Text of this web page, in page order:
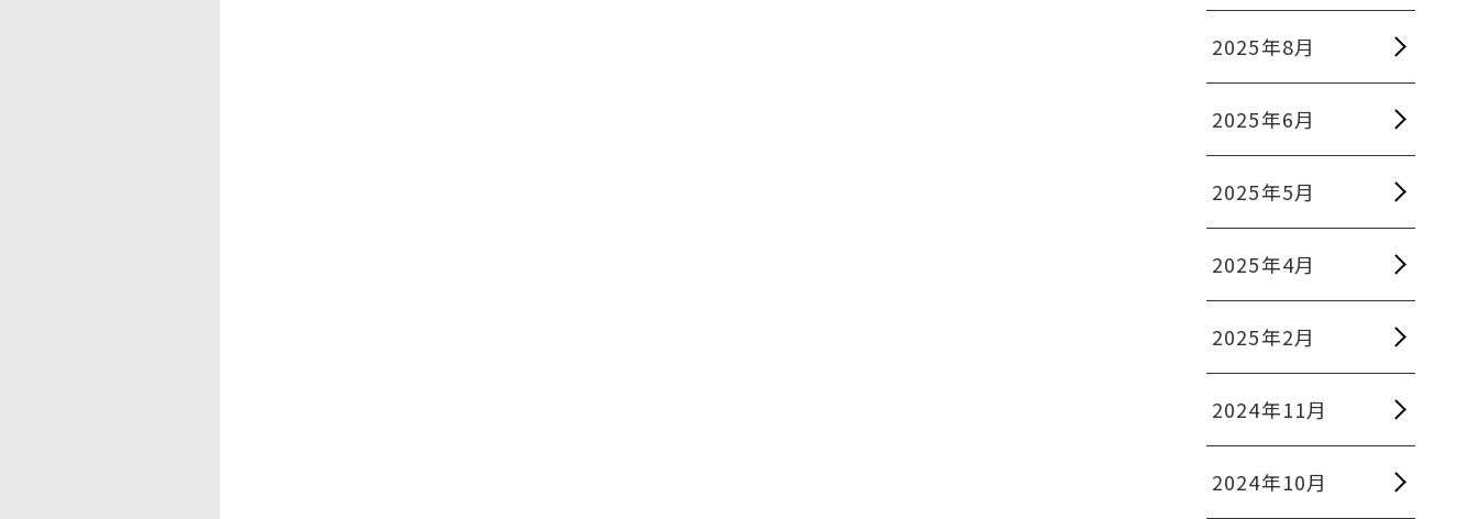
2025年8月
2025年6月
2025年5月
2025年4月
2025年2月
2024年11月
2024年10月